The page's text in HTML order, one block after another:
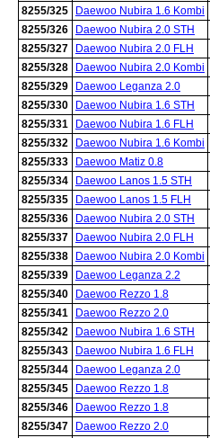
8255/325
Daewoo Nubira 1.6 Kombi
8255/326
Daewoo Nubira 2.0 STH
8255/327
Daewoo Nubira 2.0 FLH
8255/328
Daewoo Nubira 2.0 Kombi
8255/329
Daewoo Leganza 2.0
8255/330
Daewoo Nubira 1.6 STH
8255/331
Daewoo Nubira 1.6 FLH
8255/332
Daewoo Nubira 1.6 Kombi
8255/333
Daewoo Matiz 0.8
8255/334
Daewoo Lanos 1.5 STH
8255/335
Daewoo Lanos 1.5 FLH
8255/336
Daewoo Nubira 2.0 STH
8255/337
Daewoo Nubira 2.0 FLH
8255/338
Daewoo Nubira 2.0 Kombi
8255/339
Daewoo Leganza 2.2
8255/340
Daewoo Rezzo 1.8
8255/341
Daewoo Rezzo 2.0
8255/342
Daewoo Nubira 1.6 STH
8255/343
Daewoo Nubira 1.6 FLH
8255/344
Daewoo Leganza 2.0
8255/345
Daewoo Rezzo 1.8
8255/346
Daewoo Rezzo 1.8
8255/347
Daewoo Rezzo 2.0